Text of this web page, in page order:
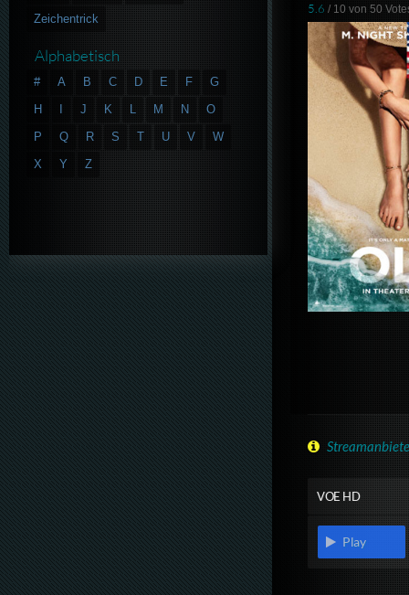
5.6 / 10 von50
VOE HD
Play
Zeichentrick
Alphabetisch
# A B C D E F
G
H
J K L M N
O
P
Q R S T U V
W
X
Y Z